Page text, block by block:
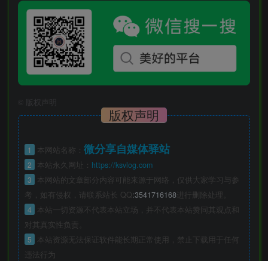
版权声明
版权声明
1 本网站名称： 微分享自媒体驿站
2 本站永久网址： https://ksvlog.com
3
本网站的文章部分内容可能来源于网络，仅供大家学习与参
考，如有侵权，请联系站长 QQ:3541716168进行删除处理。
4
本站一切资源不代表本站立场，并不代表本站赞同其观点和
对其真实性负责。
5
本站资源无法保证软件能长期正常使用，禁止下载用于任何
违法行为